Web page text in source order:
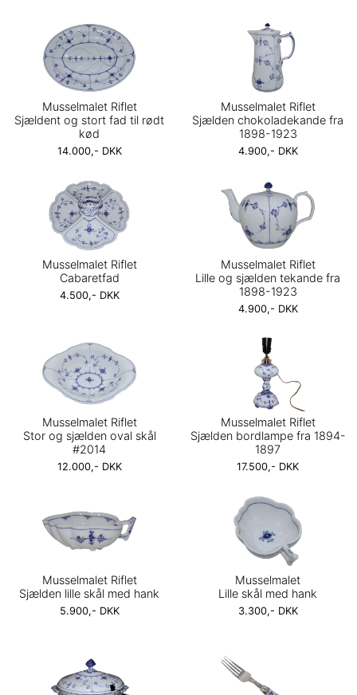
Musselmalet Riflet
Sjældent og stort fad til rødt
kød
14.000,- DKK
Musselmalet Riflet
Sjælden chokoladekande fra
1898-1923
4.900,- DKK
Musselmalet Riflet
Cabaretfad
4.500,- DKK
Musselmalet Riflet
Lille og sjælden tekande fra
1898-1923
4.900,- DKK
Musselmalet Riflet
Stor og sjælden oval skål
#2014
12.000,- DKK
Musselmalet Riflet
Sjælden bordlampe fra 1894-
1897
17.500,- DKK
Musselmalet Riflet
Sjælden lille skål med hank
5.900,- DKK
Musselmalet
Lille skål med hank
3.300,- DKK